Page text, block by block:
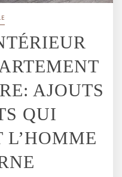
AJOUTS
QUI
L’HOMME